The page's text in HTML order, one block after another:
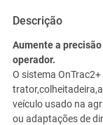
Descrição
Aumente a
operador.
O sistema
veículo usado na
ou adaptações de